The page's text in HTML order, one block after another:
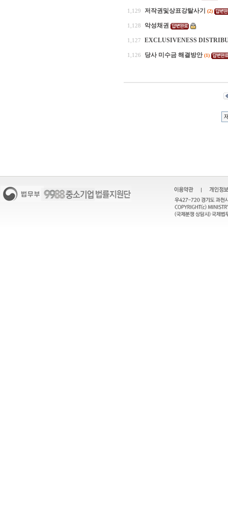
1,129 저작권및상표강탈사기 (2)
1,128 악성채권
1,127 EXCLUSIVENESS
1,126 당사 미수금 해결방안 (1)